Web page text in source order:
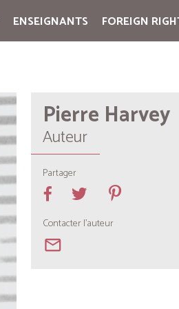
ENSEIGNANTS FOREIGN
Pierre Harvey
Auteur
Partager
Contacter l'auteur
mail_outline